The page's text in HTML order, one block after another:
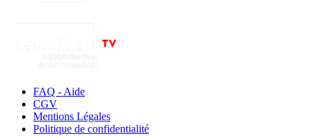
FAQ - Aide
CGV
Mentions Légales
Politique de confidentialité